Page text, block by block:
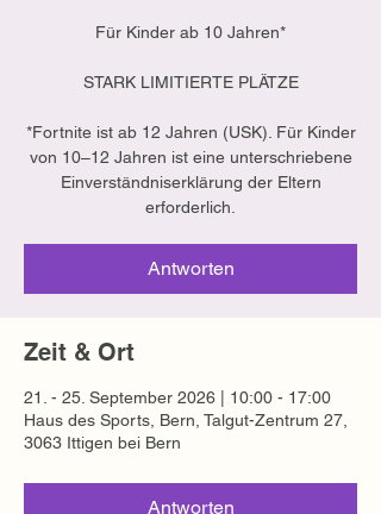
Für Kinder ab 10 Jahren*
STARK LIMITIERTE PLÄTZE
*Fortnite ist ab 12 Jahren (USK). Für Kinder
von 10–12 Jahren ist eine unterschriebene
Einverständniserklärung der Eltern
erforderlich.
Antworten
Zeit & Ort
21. - 25. September 2026 | 10:00 - 17:00
Haus des Sports, Bern, Talgut-Zentrum 27,
3063 Ittigen bei Bern
Antworten